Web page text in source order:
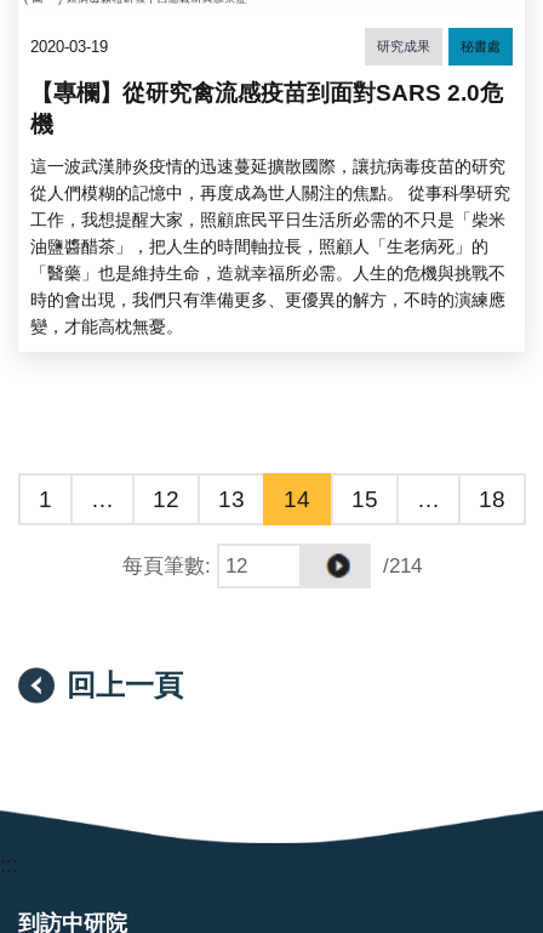
2020-03-19 研究成果 秘書處
【專欄】從研究禽流感疫苗到面對SARS 2.0危
機
這一波武漢肺炎疫情的迅速蔓延擴散國際，讓抗病毒疫苗的研究
從人們模糊的記憶中，再度成為世人關注的焦點。 從事科學研究
工作，我想提醒大家，照顧庶民平日生活所必需的不只是「柴米
油鹽醬醋茶」，把人生的時間軸拉長，照顧人「生老病死」的
「醫藥」也是維持生命，造就幸福所必需。人生的危機與挑戰不
時的會出現，我們只有準備更多、更優異的解方，不時的演練應
變，才能高枕無憂。
1 … 12 13 14 15 … 18
每頁筆數: /214
回上一頁
:::
到訪中研院